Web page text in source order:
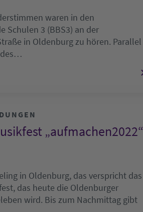
waren in den
Schulen 3 (BBS3) an der
in Oldenburg zu hören. Parallel
des…
„aufmachen2022“
in Oldenburg, das verspricht das
das heute die Oldenburger
wird. Bis zum Nachmittag gibt